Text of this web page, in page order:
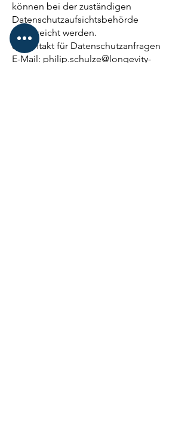
können bei der zuständigen
Datenschutzaufsichtsbehörde
eingereicht werden.
8. Kontakt für Datenschutzanfragen
E-Mail: philip.schulze@longevity-